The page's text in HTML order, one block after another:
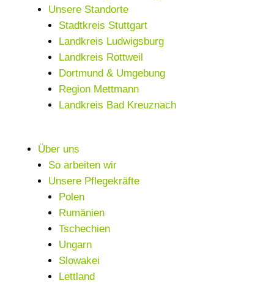
Unsere Standorte
Stadtkreis Stuttgart
Landkreis Ludwigsburg
Landkreis Rottweil
Dortmund & Umgebung
Region Mettmann
Landkreis Bad Kreuznach
Über uns
So arbeiten wir
Unsere Pflegekräfte
Polen
Rumänien
Tschechien
Ungarn
Slowakei
Lettland